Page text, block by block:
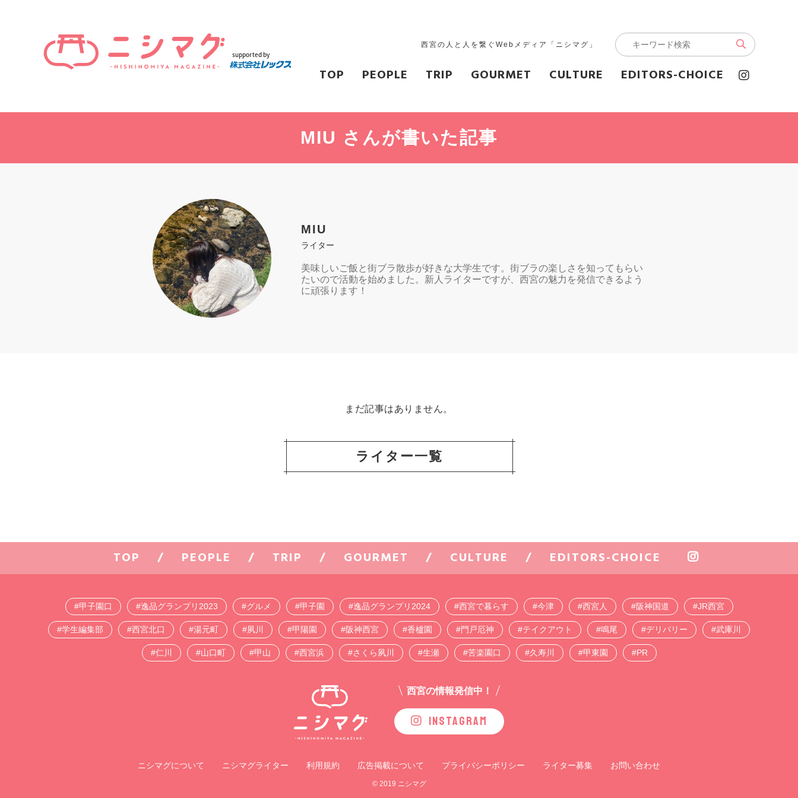
西宮の人と人を繋ぐWebメディア「ニシマグ」
TOP PEOPLE TRIP GOURMET CULTURE EDITORS-CHOICE
MIU さんが書いた記事
MIU
ライター
美味しいご飯と街ブラ散歩が好きな大学生です。街ブラの楽しさを知ってもらい
たいので活動を始めました。新人ライターですが、西宮の魅力を発信できるよう
に頑張ります！
まだ記事はありません。
ライター一覧
TOP PEOPLE TRIP GOURMET CULTURE EDITORS-CHOICE
甲子園口 逸品グランプリ2023 グルメ 甲子園 逸品グランプリ2024 西宮で暮らす 今津 西宮人 阪神国道 JR西宮
学生編集部 西宮北口 湯元町 夙川 甲陽園 阪神西宮 香櫨園 門戸厄神 テイクアウト 鳴尾 デリバリー 武庫川
仁川 山口町 甲山 西宮浜 さくら夙川 生瀬 苦楽園口 久寿川 甲東園 PR
西宮の情報発信中！
INSTAGRAM
ニシマグについて ニシマグライター 利用規約 広告掲載について プライバシーポリシー ライター募集 お問い合わせ
© 2019 ニシマグ